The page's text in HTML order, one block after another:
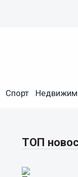
Спорт
ТОП